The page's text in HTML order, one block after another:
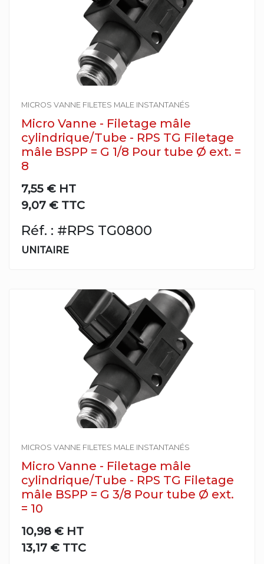
MICROS VANNE FILETES MALE INSTANTANÉS
Micro Vanne - Filetage mâle
cylindrique/Tube - RPS TG Filetage
mâle BSPP = G 1/8 Pour tube Ø ext. =
8
7,55 € HT
9,07 € TTC
Réf. : #RPS TG0800
UNITAIRE
MICROS VANNE FILETES MALE INSTANTANÉS
Micro Vanne - Filetage mâle
cylindrique/Tube - RPS TG Filetage
mâle BSPP = G 3/8 Pour tube Ø ext.
= 10
10,98 € HT
13,17 € TTC